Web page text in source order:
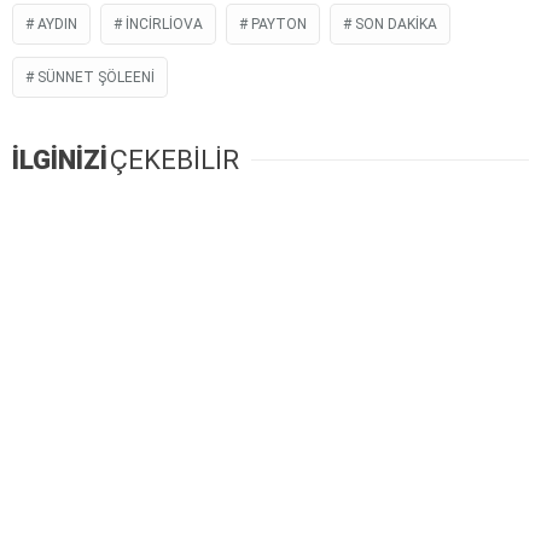
AYDIN INCIRLIOVA PAYTON SON DAKIKA
SÜNNET ŞÖLEENI
İLGİNİZİÇEKEBİLİR